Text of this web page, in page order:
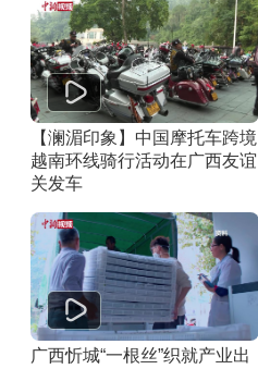
【澜湄印象】中国摩托车跨境
越南环线骑行活动在广西友谊
关发车
广西忻城“一根丝”织就产业出